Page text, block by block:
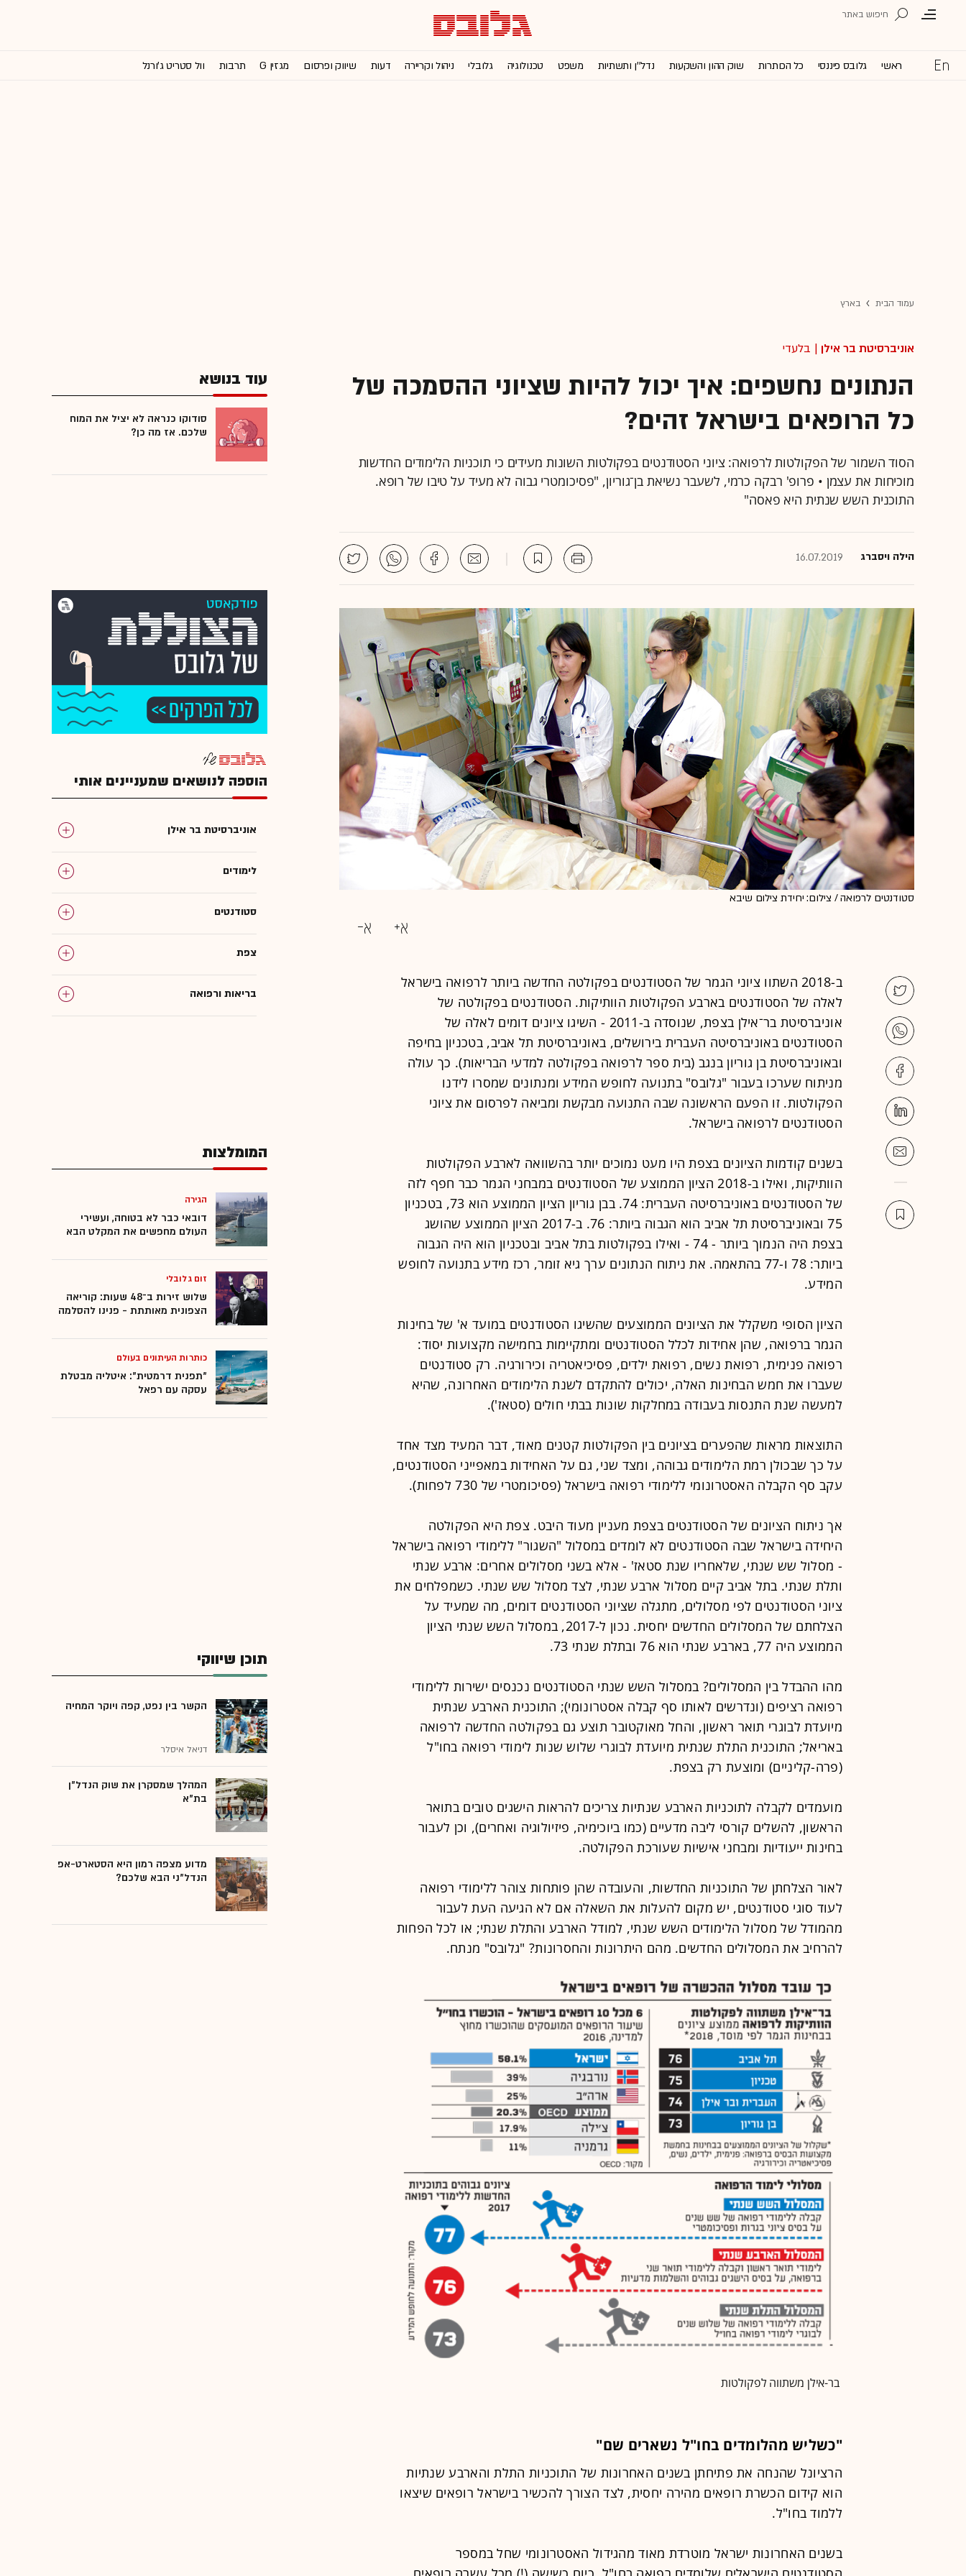
ראשי גלובס פיננסי כל הכותרות שוק ההון והשקעות נדל''ן ותשתיות משפט טכנולוגיה גלובלי ניהול וקריירה דעות שיווק ופרסום מגזין G תרבות וול סטריט ג'ורנל
עמוד הבית בארץ
אוניברסיטת בר אילן | בלעדי
הנתונים נחשפים: איך יכול להיות שציוני ההסמכה של
כל הרופאים בישראל זהים?
הסוד השמור של הפקולטות לרפואה: ציוני הסטודנטים בפקולטות השונות מעידים כי תוכניות הלימודים החדשות
מוכיחות את עצמן • פרופ' רבקה כרמי, לשעבר נשיאת בן־גוריון, "פסיכומטרי גבוה לא מעיד על טיבו של רופא.
התוכנית השש שנתית היא פאסה"
הילה ויסברג 16.07.2019
סטודנטים לרפואה / צילום: יחידת צילום שיבא
ב-2018 השתוו ציוני הגמר של הסטודנטים בפקולטה החדשה ביותר לרפואה בישראל
לאלה של הסטודנטים בארבע הפקולטות הוותיקות. הסטודנטים בפקולטה של
אוניברסיטת בר־אילן בצפת, שנוסדה ב-2011 - השיגו ציונים דומים לאלה של
הסטודנטים באוניברסיטה העברית בירושלים, באוניברסיטת תל אביב, בטכניון בחיפה
ובאוניברסיטת בן גוריון בנגב (בית ספר לרפואה בפקולטה למדעי הבריאות). כך עולה
מניתוח שערכו בעבור "גלובס" בתנועה לחופש המידע ומנתונים שמסרו לידנו
הפקולטות. זו הפעם הראשונה שבה התנועה מבקשת ומביאה לפרסום את ציוני
הסטודנטים לרפואה בישראל.
בשנים קודמות הציונים בצפת היו מעט נמוכים יותר בהשוואה לארבע הפקולטות
הוותיקות, ואילו ב-2018 הציון הממוצע של הסטודנטים במבחני הגמר כבר חפף לזה
של הסטודנטים באוניברסיטה העברית: 74. בבן גוריון הציון הממוצע הוא 73, בטכניון
75 ובאוניברסיטת תל אביב הוא הגבוה ביותר: 76. ב-2017 הציון הממוצע שהושג
בצפת היה הנמוך ביותר - 74 - ואילו בפקולטות בתל אביב ובטכניון הוא היה הגבוה
ביותר: 78 ו-77 בהתאמה. את ניתוח הנתונים ערך גיא זומר, רכז מידע בתנועה לחופש
המידע.
הציון הסופי משקלל את הציונים הממוצעים שהשיגו הסטודנטים במועד א' של בחינות
הגמר ברפואה, שהן אחידות לכלל הסטודנטים ומתקיימות בחמישה מקצועות יסוד:
רפואה פנימית, רפואת נשים, רפואת ילדים, פסיכיאטריה וכירורגיה. רק סטודנטים
שעברו את חמש הבחינות האלה, יכולים להתקדם לשנת הלימודים האחרונה, שהיא
למעשה שנת התנסות בעבודה במחלקות שונות בבתי חולים (סטאז').
התוצאות מראות שהפערים בציונים בין הפקולטות קטנים מאוד, דבר המעיד מצד אחד
על כך שבכולן רמת הלימודים גבוהה, ומצד שני, גם על האחידות במאפייני הסטודנטים,
עקב סף הקבלה האסטרונומי ללימודי רפואה בישראל (פסיכומטרי של 730 לפחות).
אך ניתוח הציונים של הסטודנטים בצפת מעניין מעוד היבט. צפת היא הפקולטה
היחידה בישראל שבה הסטודנטים לא לומדים במסלול "השגור" ללימודי רפואה בישראל
- מסלול שש שנתי, שלאחריו שנת סטאז' - אלא בשני מסלולים אחרים: ארבע שנתי
ותלת שנתי. בתל אביב קיים מסלול ארבע שנתי, לצד מסלול שש שנתי. כשמפלחים את
ציוני הסטודנטים לפי מסלולים, מתגלה שציוני הסטודנטים דומים, מה שמעיד על
הצלחתם של המסלולים החדשים יחסית. נכון ל-2017, במסלול השש שנתי הציון
הממוצע היה 77, בארבע שנתי הוא 76 ובתלת שנתי 73.
מהו ההבדל בין המסלולים? במסלול השש שנתי הסטודנטים נכנסים ישירות ללימודי
רפואה רציפים (ונדרשים לאותו סף קבלה אסטרונומי); התוכנית הארבע שנתית
מיועדת לבוגרי תואר ראשון, והחל מאוקטובר תוצע גם בפקולטה החדשה לרפואה
באריאל; התוכנית התלת שנתית מיועדת לבוגרי שלוש שנות לימודי רפואה בחו"ל
(פרה-קליניים) ומוצעת רק בצפת.
מועמדים לקבלה לתוכניות הארבע שנתיות צריכים להראות הישגים טובים בתואר
הראשון, להשלים קורסי ליבה מדעיים (כמו ביוכימיה, פיזיולוגיה ואחרים), וכן לעבור
בחינות ייעודיות ומבחני אישיות שעורכת הפקולטה.
לאור הצלחתן של התוכניות החדשות, והעובדה שהן פותחות צוהר ללימודי רפואה
לעוד סוגי סטודנטים, יש מקום להעלות את השאלה אם לא הגיעה העת לעבור
מהמודל של מסלול הלימודים השש שנתי, למודל הארבע והתלת שנתי; או לכל הפחות
להרחיב את המסלולים החדשים. מהם היתרונות והחסרונות? "גלובס" מנתח.
בר-אילן משתווה לפקולטות
"כשליש מהלומדים בחו"ל נשארים שם"
הרציונל שהנחה את פתיחתן בשנים האחרונות של התוכניות התלת והארבע שנתיות
הוא קידום הכשרת רופאים מהירה יחסית, לצד הצורך להכשיר בישראל רופאים שיצאו
ללמוד בחו"ל.
בשנים האחרונות ישראל מוטרדת מאוד מהגידול האסטרונומי שחל במספר
עוד בנושא
סודוקו כנראה לא יציל את המוח
שלכם. אז מה כן?
הוספה לנושאים שמעניינים אותי
אוניברסיטת בר אילן
לימודים
סטודנטים
צפת
בריאות ורפואה
המומלצות
הגירה
דובאי כבר לא בטוחה, ועשירי
העולם מחפשים את המקלט הבא
זום גלובלי
שלוש זירות ב־48 שעות: קוריאה
הצפונית מאותתת - פנינו להסלמה
כותרות העיתונים בעולם
"תפנית דרמטית": איטליה מבטלת
עסקה עם רפאל
תוכן שיווקי
הקשר בין נפט, קפה ויוקר המחיה
דניאל איסלר
המהלך שמסקרן את שוק הנדל"ן
בת"א
מדוע מצפה רמון היא הסטארט-אפ
הנדל"ני הבא שלכם?